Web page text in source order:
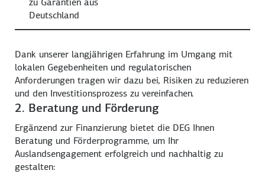
Deutschland
Dank unserer langjährigen Erfahrung im Umgang mit
lokalen Gegebenheiten und regulatorischen
Anforderungen tragen wir dazu bei, Risiken zu reduzieren
und den Investitionsprozess zu vereinfachen.
2. Beratung und Förderung
Ergänzend zur Finanzierung bietet die DEG Ihnen
Beratung und Förderprogramme, um Ihr
Auslandsengagement erfolgreich und nachhaltig zu
gestalten: